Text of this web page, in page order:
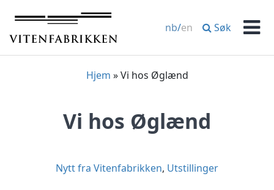
innhold
nb/en Søk
Hjem »Vi hos Øglænd
Vi hos Øglænd
Nytt fra Vitenfabrikken, Utstillinger